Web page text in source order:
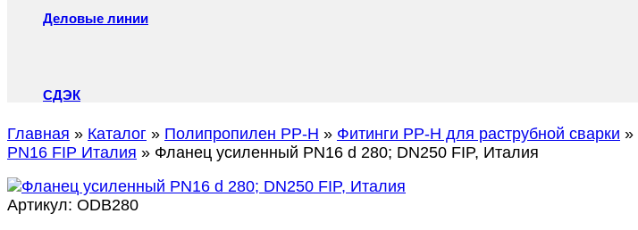
Деловые линии
СДЭК
Главная » Каталог » Полипропилен PP-H » Фитинги PP-H для раструбной сварки »
PN16 FIP Италия » Фланец усиленный PN16 d 280; DN250 FIP, Италия
Артикул: ODB280